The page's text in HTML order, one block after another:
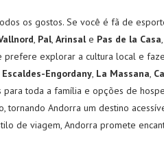
os gostos. Se você é fã de
, Pal, Arinsale Pas de la Casa
prefere explorar a cultura local e
Escaldes-Engordany, La Massana,
toda a família e opções de
tornando Andorra um destino
de viagem, Andorra promete